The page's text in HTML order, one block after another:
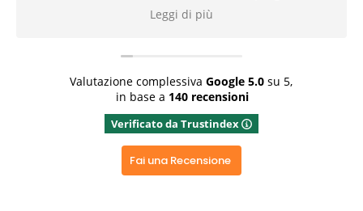
Rispondi dal proprietario
positiva ed aver apprezzato il nostro operato
Leggi di più
Valutazione complessiva Google 5.0su 5,
in base a 140 recensioni
Verificato da Trustindex
Fai una Recensione